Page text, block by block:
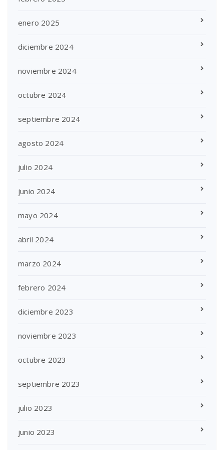
enero 2025
diciembre 2024
noviembre 2024
octubre 2024
septiembre 2024
agosto 2024
julio 2024
junio 2024
mayo 2024
abril 2024
marzo 2024
febrero 2024
diciembre 2023
noviembre 2023
octubre 2023
septiembre 2023
julio 2023
junio 2023